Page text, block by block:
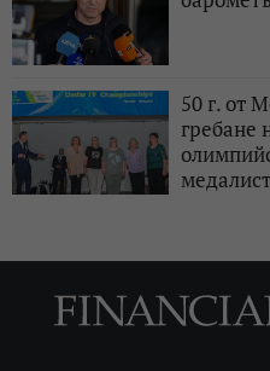
50 г. от
гребане